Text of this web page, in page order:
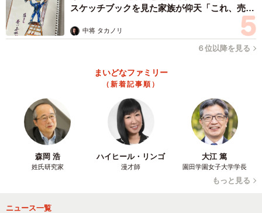
スケッチブックを見た家族が仰天「これ、売れ
中将 タカノリ
６位以降を見る
まいどなファミリー
（新着記事順）
森岡 浩
姓氏研究家
ハイヒール・リンゴ
漫才師
大江 篤
園田学園女子大学学長
もっと見る
ニュース一覧